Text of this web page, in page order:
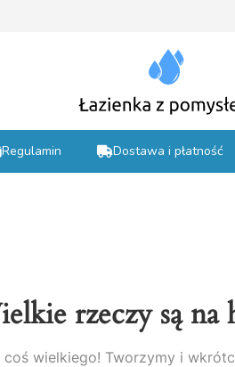
Regulamin Dostawa i płatność
rzeczy są na
coś wielkiego! Tworzymy i